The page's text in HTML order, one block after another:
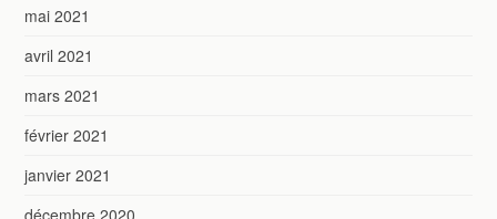
mai 2021
avril 2021
mars 2021
février 2021
janvier 2021
décembre 2020